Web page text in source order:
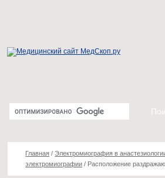
Главная /Электромиография в
электромиографии / Расположение